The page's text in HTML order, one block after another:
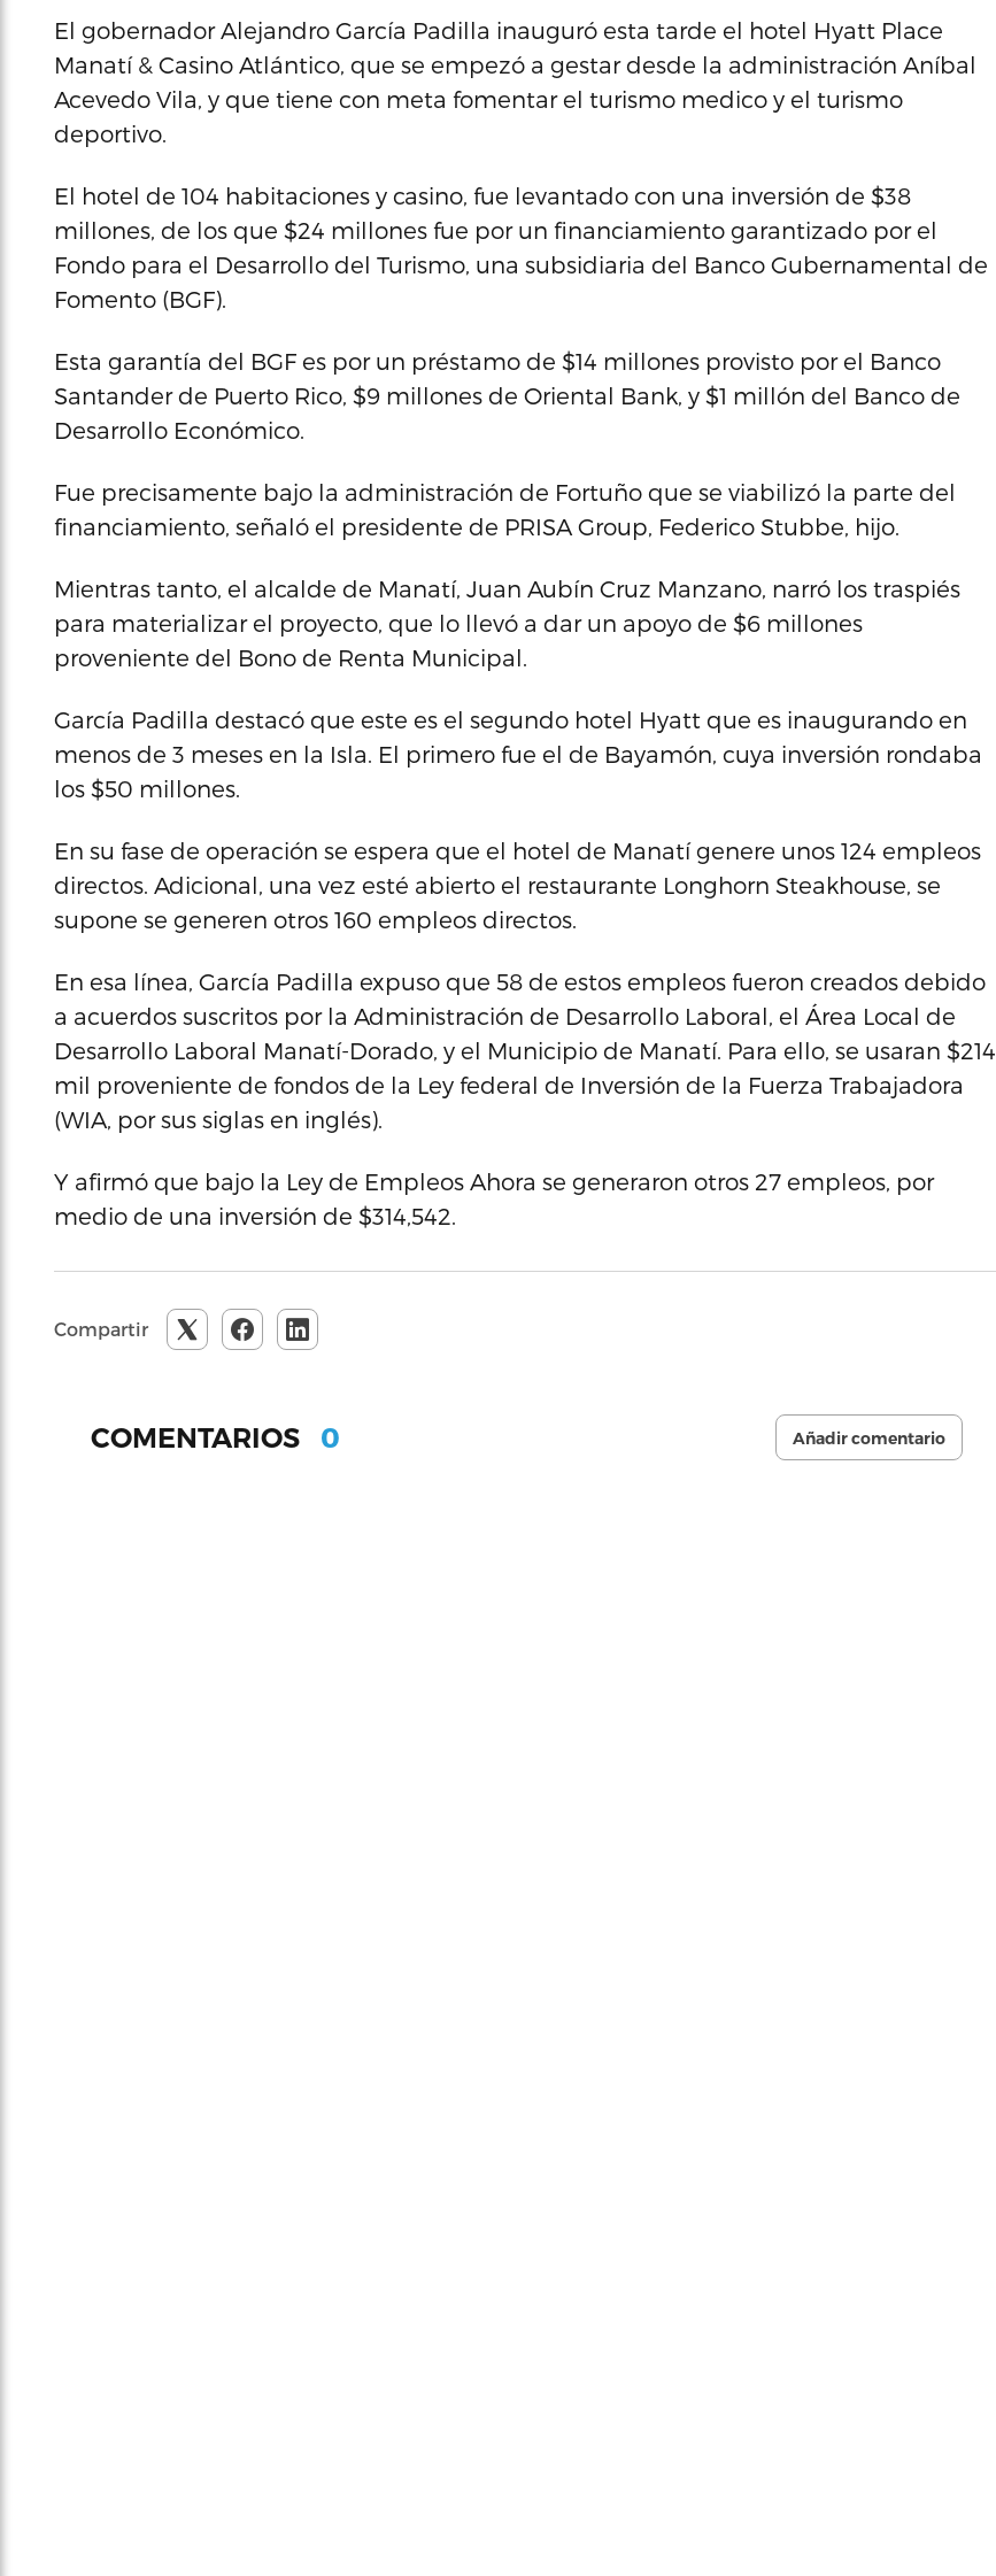
El gobernador Alejandro García Padilla inauguró esta tarde el hotel Hyatt Place
Manatí & Casino Atlántico, que se empezó a gestar desde la administración Aníbal
Acevedo Vila, y que tiene con meta fomentar el turismo medico y el turismo
deportivo.
El hotel de 104 habitaciones y casino, fue levantado con una inversión de $38
millones, de los que $24 millones fue por un financiamiento garantizado por el
Fondo para el Desarrollo del Turismo, una subsidiaria del Banco Gubernamental de
Fomento (BGF).
Esta garantía del BGF es por un préstamo de $14 millones provisto por el Banco
Santander de Puerto Rico, $9 millones de Oriental Bank, y $1 millón del Banco de
Desarrollo Económico.
Fue precisamente bajo la administración de Fortuño que se viabilizó la parte del
financiamiento, señaló el presidente de PRISA Group, Federico Stubbe, hijo.
Mientras tanto, el alcalde de Manatí, Juan Aubín Cruz Manzano, narró los traspiés
para materializar el proyecto, que lo llevó a dar un apoyo de $6 millones
proveniente del Bono de Renta Municipal.
García Padilla destacó que este es el segundo hotel Hyatt que es inaugurando en
menos de 3 meses en la Isla. El primero fue el de Bayamón, cuya inversión rondaba
los $50 millones.
En su fase de operación se espera que el hotel de Manatí genere unos 124 empleos
directos. Adicional, una vez esté abierto el restaurante Longhorn Steakhouse, se
supone se generen otros 160 empleos directos.
En esa línea, García Padilla expuso que 58 de estos empleos fueron creados debido
a acuerdos suscritos por la Administración de Desarrollo Laboral, el Área Local de
Desarrollo Laboral Manatí-Dorado, y el Municipio de Manatí. Para ello, se usaran $214
mil proveniente de fondos de la Ley federal de Inversión de la Fuerza Trabajadora
(WIA, por sus siglas en inglés).
Y afirmó que bajo la Ley de Empleos Ahora se generaron otros 27 empleos, por
medio de una inversión de $314,542.
Compartir
COMENTARIOS 0 Añadir comentario